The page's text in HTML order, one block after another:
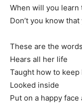
When will you learn
Don’t you know
These are the
Hears all her life
Taught how to
Looked inside
Put on a happy face